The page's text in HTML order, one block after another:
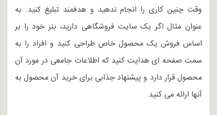
وقت چنین کاری را انجام ندهید و هدفمند تبلیغ کنید. به
عنوان مثال اگر یک سایت فروشگاهی دارید، بنر خود را بر
اساس فروش یک محصول خاص طراحی کنید و افراد را به
سمت صفحه ای هدایت کنید که اطلاعات جامعی در مورد آن
محصول قرار دارد و پیشنهاد جذابی برای خرید آن محصول به
آنها ارائه می کنید.